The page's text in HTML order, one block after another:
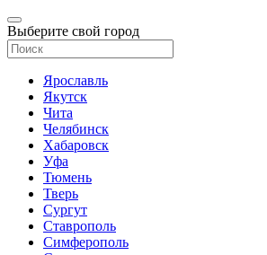
Выберите свой город
Ярославль
Якутск
Чита
Челябинск
Хабаровск
Уфа
Тюмень
Тверь
Сургут
Ставрополь
Симферополь